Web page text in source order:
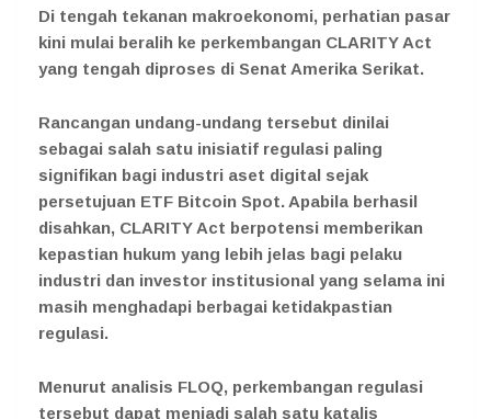
Di tengah tekanan makroekonomi, perhatian pasar
kini mulai beralih ke perkembangan CLARITY Act
yang tengah diproses di Senat Amerika Serikat.
Rancangan undang-undang tersebut dinilai
sebagai salah satu inisiatif regulasi paling
signifikan bagi industri aset digital sejak
persetujuan ETF Bitcoin Spot. Apabila berhasil
disahkan, CLARITY Act berpotensi memberikan
kepastian hukum yang lebih jelas bagi pelaku
industri dan investor institusional yang selama ini
masih menghadapi berbagai ketidakpastian
regulasi.
Menurut analisis FLOQ, perkembangan regulasi
tersebut dapat menjadi salah satu katalis